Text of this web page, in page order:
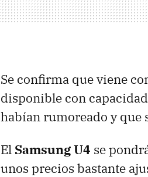
Se confirma que viene
disponible con
habían rumoreado y que
El Samsung U4 se
unos precios bastante